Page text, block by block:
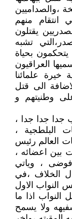
،والصداميين
منهم
يقتلون
تشبه
بحياة
العراقيون
خيرة علمائنا
الى قتل
وطنيتهم و
جدا جدا جدا ،
البلطجية ،
العالم رئيس
بين اعضائه ،
، وياتي
الخلاف ،في
النواب الاول
اذا ما
ولا يسمح